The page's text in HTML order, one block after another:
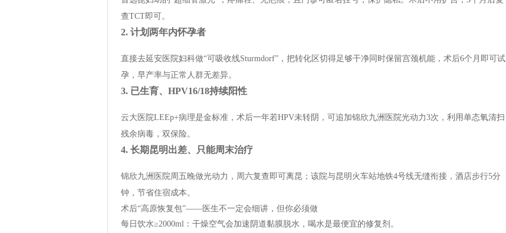
查TCT即可。
2. 计划两年内怀孕者
直接去延安医院妇科做“可吸收线Sturmdorf”，把转化区切得足够干净同时保留宫颈机能，术后6个月即可试
孕，早产率与正常人群无差异。
3. 已生育、HPV16/18持续阳性
云大医院LEEp+病理是金标准，术后一年若HPV未转阴，可追加锦欣九洲医院光动力3次，利用单态氧清扫
残余病毒，双保险。
4. 长期昆明出差、只能周末治疗
锦欣九洲医院周五晚做光动力，周六复查即可离昆；该院与昆明火车站地铁4号线无缝衔接，酒店步行5分
钟，节省住宿成本。
术后“高原恢复包”——医生不一定会细讲，但你必须做
每日饮水≥2000ml：干燥空气会加速阴道黏膜脱水，喝水是最便宜的修复剂。